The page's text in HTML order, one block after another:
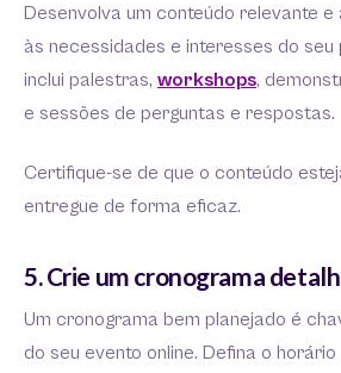
Desenvolva um conteúdo relevante
às necessidades e interesses do seu
inclui palestras, workshops,
e sessões de perguntas e respostas.
Certifique-se de que o conteúdo
entregue de forma eficaz.
5. Crie um cronograma
Um cronograma bem planejado é
do seu evento online. Defina o